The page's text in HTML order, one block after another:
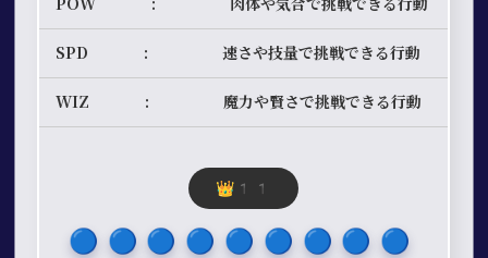
POW : 肉体や気合で挑戦できる行動
SPD : 速さや技量で挑戦できる行動
WIZ : 魔力や賢さで挑戦できる行動
👑11
🔵​🔵​🔵​🔵​🔵​🔵​🔵​🔵​🔵​